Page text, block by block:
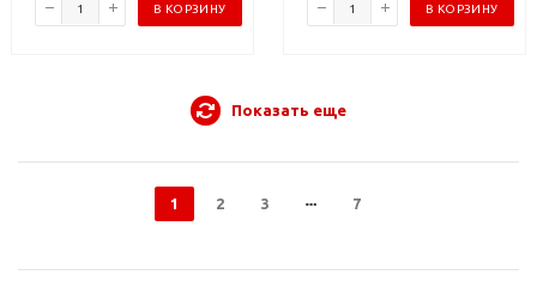
В КОРЗИНУ В КОРЗИНУ
Показать еще
1 2 3 7